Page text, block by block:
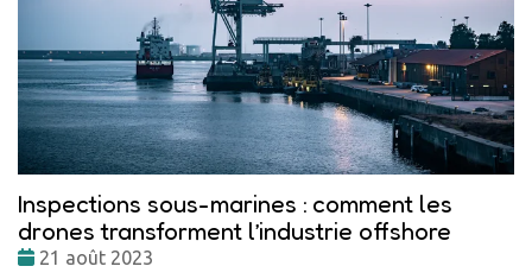
Inspections sous-marines : comment les
drones transforment l’industrie offshore
Date
21 août 2023